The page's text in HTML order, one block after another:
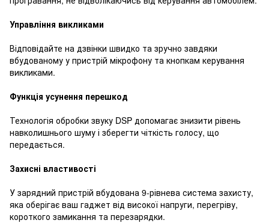
Управління викликами
Відповідайте на дзвінки швидко та зручно завдяки
вбудованому у пристрій мікрофону та кнопкам керування
викликами.
Функція усунення перешкод
Технологія обробки звуку DSP допомагає знизити рівень
навколишнього шуму і зберегти чіткість голосу, що
передається.
Захисні властивості
У зарядний пристрій вбудована 9-рівнева система захисту,
яка оберігає ваш гаджет від високої напруги, перегріву,
короткого замикання та перезарядки.